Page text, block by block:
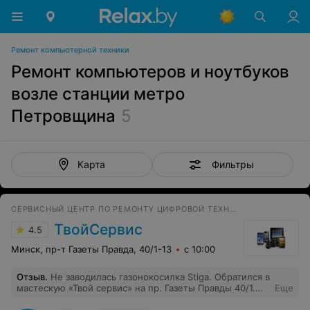
Ремонт компьютерной техники
Ремонт компьютеров и ноутбуков
возле станции метро
Петровщина 5
Карта Фильтры
СЕРВИСНЫЙ ЦЕНТР ПО РЕМОНТУ ЦИФРОВОЙ ТЕХНИКИ
4.5 ТвойСервис
Минск, пр-т Газеты Правда, 40/1-13 с 10:00
Отзыв. Не заводилась газонокосилка Stiga. Обратился в
мастескую «Твой сервис» на пр. Газеты Правды 40/1.
Еще